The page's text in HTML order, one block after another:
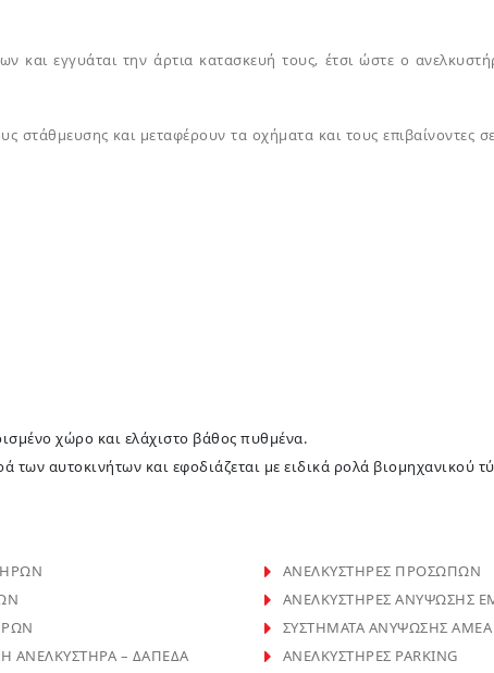
και εγγυάται την άρτια κατασκευή τους, έτσι ώστε ο
στάθμευσης και μεταφέρουν τα οχήματα και τους επιβαίνοντες
χώρο και ελάχιστο βάθος πυθμένα.
αυτοκινήτων και εφοδιάζεται με ειδικά ρολά βιομηχανικού
ΑΝΕΛΚΥΣΤΗΡΑ – ΔΑΠΕΔΑ
ΑΝΕΛΚΥΣΤΗΡΕΣ ΠΡΟΣΩΠΩΝ
ΑΝΕΛΚΥΣΤΗΡΕΣ ΑΝΥΨΩΣΗΣ
ΣΥΣΤΗΜΑΤΑ ΑΝΥΨΩΣΗΣ ΑΜΕΑ
ΑΝΕΛΚΥΣΤΗΡΕΣ PARKING